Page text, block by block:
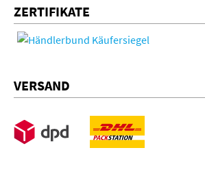
ZERTIFIKATE
VERSAND